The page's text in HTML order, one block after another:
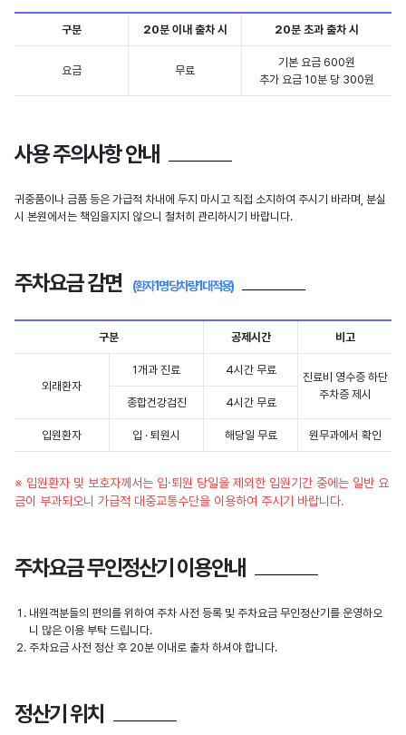
구분 20분 이내 출차 시 20분 초과 출차 시
요금 무료
기본 요금 600원
추가 요금 10분 당 300원
사용 주의사항 안내
귀중품이나 금품 등은 가급적 차내에 두지 마시고 직접 소지하여 주시기 바라며, 분실
시 본원에서는 책임을지지 않으니 철처히 관리하시기 바랍니다.
주차요금 감면 (환자 1명 당 차량 1대 적용)
구분 공제시간 비고
외래환자
1개과 진료 4시간 무료
진료비 영수증 하단
주차증 제시
종합건강검진 4시간 무료
입원환자 입 · 퇴원시 해당일 무료 원무과에서 확인
※ 입원환자 및 보호자께서는 입·퇴원 당일을 제외한 입원기간 중에는 일반 요
금이 부과되오니 가급적 대중교통수단을 이용하여 주시기 바랍니다.
주차요금 무인정산기 이용안내
내원객분들의 편의를 위하여 주차 사전 등록 및 주차요금 무인정산기를 운영하오
니 많은 이용 부탁 드립니다.
주차요금 사전 정산 후 20분 이내로 출차 하셔야 합니다.
정산기 위치